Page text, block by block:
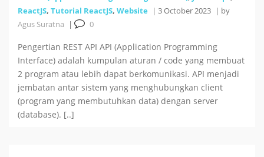
ReactJS, Tutorial ReactJS, Website | 3 October 2023 | by
Agus Suratna
| 0
Pengertian REST API API (Application Programming
Interface) adalah kumpulan aturan / code yang membuat
2 program atau lebih dapat berkomunikasi. API menjadi
jembatan antar sistem yang menghubungkan client
(program yang membutuhkan data) dengan server
(database). [..]